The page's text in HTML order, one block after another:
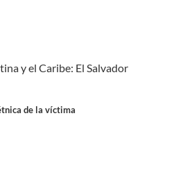
y el Caribe: El Salvador
de la víctima